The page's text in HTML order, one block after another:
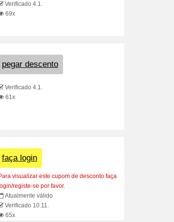
Verificado 4.1.
69x
pegar descento
Verificado 4.1.
61x
faça login
visualizar este cupom de desconto faça
login/registe-se por favor.
Atualmente válido
Verificado 10.11.
65x